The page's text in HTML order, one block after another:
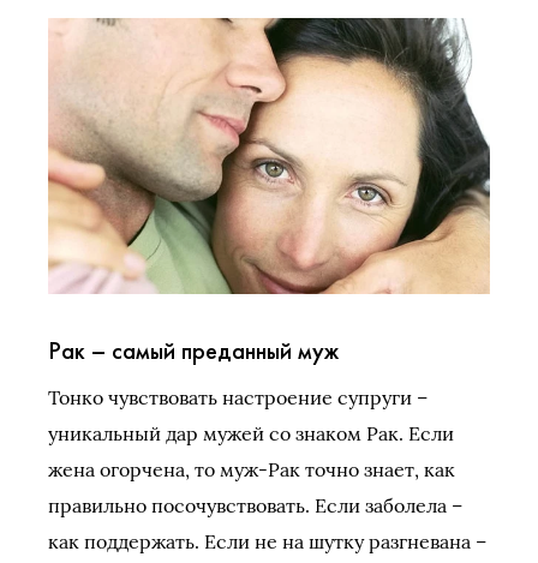
Рак – самый преданный муж
Тонко чувствовать настроение супруги –
уникальный дар мужей со знаком Рак. Если
жена огорчена, то муж-Рак точно знает, как
правильно посочувствовать. Если заболела –
как поддержать. Если не на шутку разгневана –